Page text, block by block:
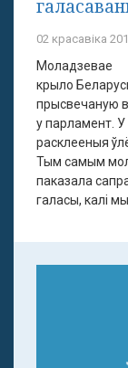
02 красавіка
Моладзевае
крыло
прысвечаную
у парламент.
расклееныя
Тым самым
паказала
галасы, калі